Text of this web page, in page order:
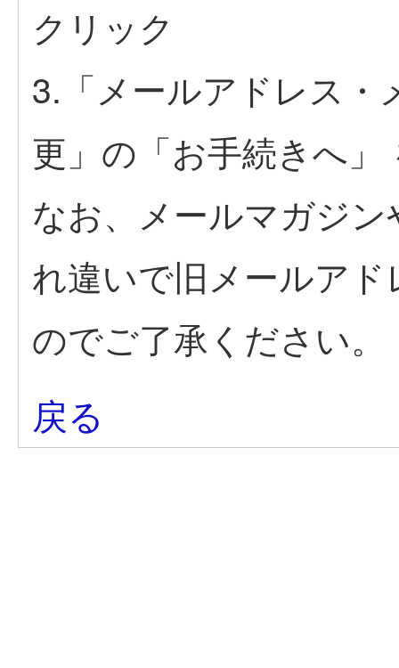
クリック
3.「メールアドレス・
更」の「お手続きへ」
なお、メールマガジ
れ違いで旧メールア
のでご了承ください。
戻る